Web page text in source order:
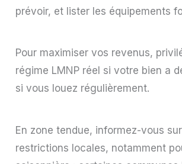
prévoir, et lister les équipements
Pour maximiser vos revenus,
régime LMNP réel si votre bien a
si vous louez régulièrement.
En zone tendue, informez-vous
restrictions locales, notamment